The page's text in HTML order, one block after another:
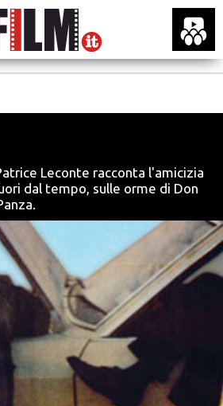
Leconte racconta l'amicizia
dal tempo, sulle orme di Don